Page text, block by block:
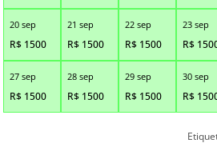
20 sep
R$ 1500
21 sep
R$ 1500
22 sep
R$ 1500
23 sep
R$
27 sep
R$ 1500
28 sep
R$ 1500
29 sep
R$ 1500
30 sep
R$